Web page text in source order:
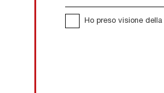
Ho preso visione della